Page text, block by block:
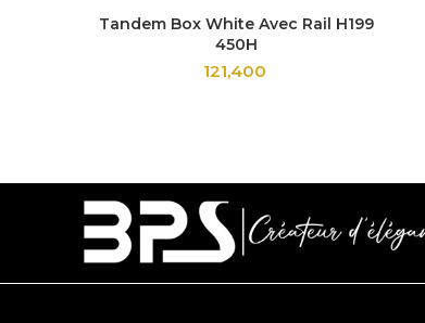
Tandem Box White Avec Rail H199
450H
121,400